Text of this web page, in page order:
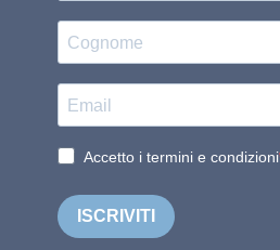
Accetto i termini e condizioni
ISCRIVITI